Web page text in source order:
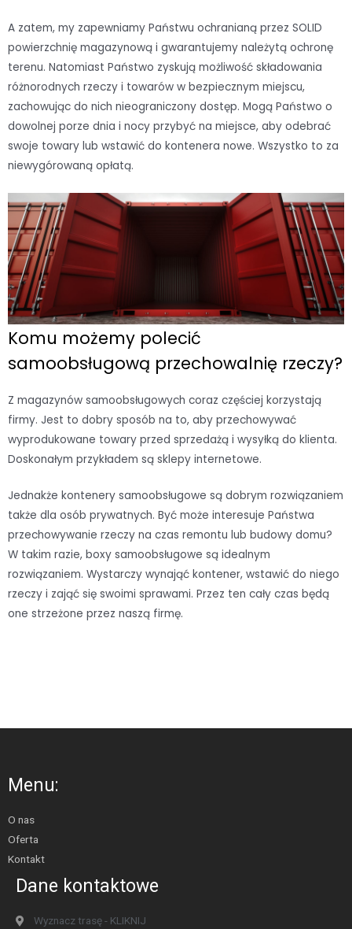
A zatem, my zapewniamy Państwu ochranianą przez SOLID
powierzchnię magazynową i gwarantujemy należytą ochronę
terenu. Natomiast Państwo zyskują możliwość składowania
różnorodnych rzeczy i towarów w bezpiecznym miejscu,
zachowując do nich nieograniczony dostęp. Mogą Państwo o
dowolnej porze dnia i nocy przybyć na miejsce, aby odebrać
swoje towary lub wstawić do kontenera nowe. Wszystko to za
niewygórowaną opłatą.
Komu możemy polecić
samoobsługową przechowalnię rzeczy?
Z magazynów samoobsługowych coraz częściej korzystają
firmy. Jest to dobry sposób na to, aby przechowywać
wyprodukowane towary przed sprzedażą i wysyłką do klienta.
Doskonałym przykładem są sklepy internetowe.
Jednakże kontenery samoobsługowe są dobrym rozwiązaniem
także dla osób prywatnych. Być może interesuje Państwa
przechowywanie rzeczy na czas remontu lub budowy domu?
W takim razie, boxy samoobsługowe są idealnym
rozwiązaniem. Wystarczy wynająć kontener, wstawić do niego
rzeczy i zająć się swoimi sprawami. Przez ten cały czas będą
one strzeżone przez naszą firmę.
Menu:
O nas
Oferta
Kontakt
Dane kontaktowe
Wyznacz trasę - KLIKNIJ